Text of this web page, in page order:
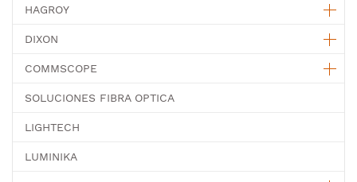
HAGROY
DIXON
COMMSCOPE
SOLUCIONES FIBRA OPTICA
LIGHTECH
LUMINIKA